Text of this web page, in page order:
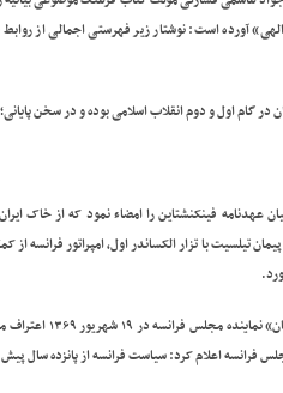
آورده است: نوشتار زیر فهرستی اجمالی از
در گام اول و دوم انقلاب اسلامی بوده و در سخن
عهدنامه فینکنشتاین را امضاء نمود که از خاک
تیلسیت با تزار الکساندر اول، امپراتور فرانسه
«پاتریکا
فرانسه اعلام کرد: سیاست فرانسه از پانزده سال